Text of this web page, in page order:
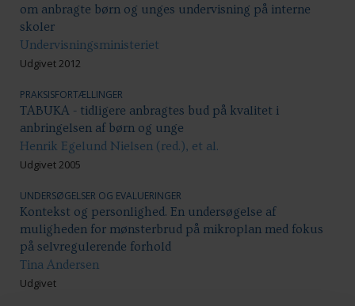
om anbragte børn og unges undervisning på interne
skoler
Undervisningsministeriet
Udgivet 2012
PRAKSISFORTÆLLINGER
TABUKA - tidligere anbragtes bud på kvalitet i
anbringelsen af børn og unge
Henrik Egelund Nielsen (red.), et al.
Udgivet 2005
UNDERSØGELSER OG EVALUERINGER
Kontekst og personlighed. En undersøgelse af
muligheden for mønsterbrud på mikroplan med fokus
på selvregulerende forhold
Tina Andersen
Udgivet